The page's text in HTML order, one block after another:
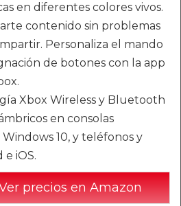
en diferentes colores vivos.
contenido sin problemas
Personaliza el mando
de botones con la app
Xbox Wireless y Bluetooth
en consolas
10, y teléfonos y
iOS.
precios en Amazon